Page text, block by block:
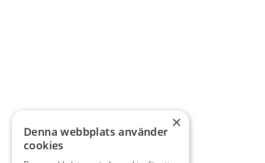
×
Denna webbplats använder
cookies